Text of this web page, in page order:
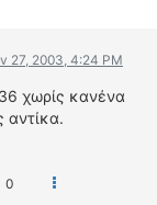
27, 2003, 4:24 PM
χωρίς κανένα
αντίκα.
0